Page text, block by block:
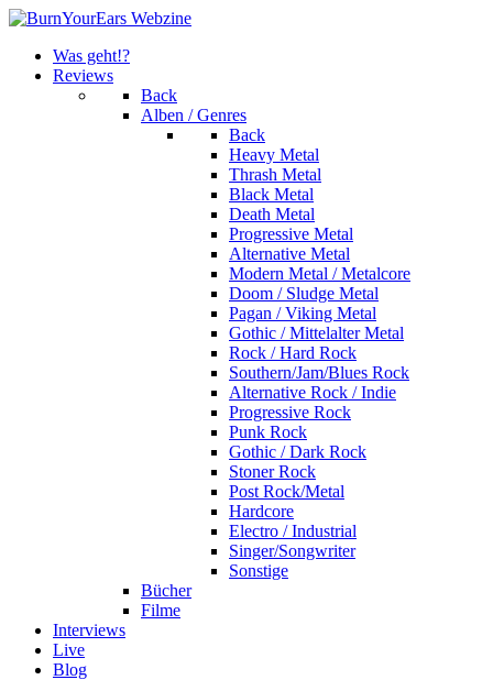
Was geht!?
Reviews
Back
Alben / Genres
Back
Heavy Metal
Thrash Metal
Black Metal
Death Metal
Progressive Metal
Alternative Metal
Modern Metal / Metalcore
Doom / Sludge Metal
Pagan / Viking Metal
Gothic / Mittelalter Metal
Rock / Hard Rock
Southern/Jam/Blues Rock
Alternative Rock / Indie
Progressive Rock
Punk Rock
Gothic / Dark Rock
Stoner Rock
Post Rock/Metal
Hardcore
Electro / Industrial
Singer/Songwriter
Sonstige
Bücher
Filme
Interviews
Live
Blog